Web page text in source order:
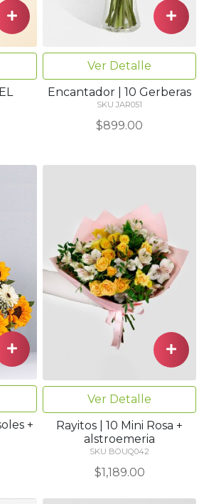
Ver Detalle
Encantador | 10 Gerberas
SKU JAR051
$899.00
+
Ver Detalle
Rayitos | 10 Mini Rosa +
alstroemeria
SKU BOUQ042
$1,189.00